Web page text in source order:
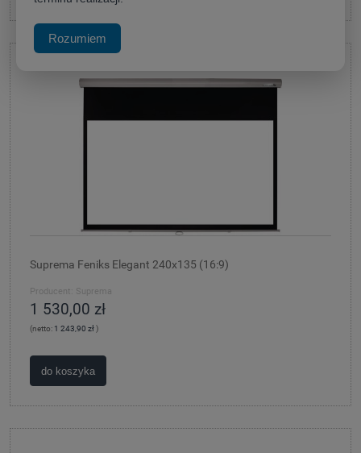
Suprema Feniks Elegant 240x135 (16:9)
Producent: Suprema
1 530,00 zł
(netto: 1 243,90 zł)
do koszyka
Rozumiem